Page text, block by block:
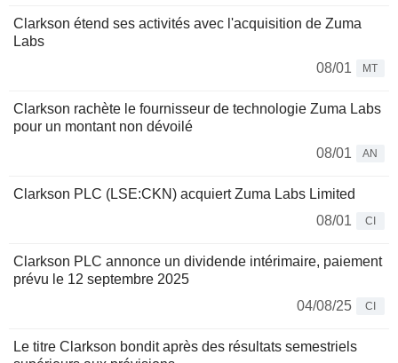
Clarkson étend ses activités avec l'acquisition de Zuma
Labs
08/01
MT
Clarkson rachète le fournisseur de technologie Zuma Labs
pour un montant non dévoilé
08/01
AN
Clarkson PLC (LSE:CKN) acquiert Zuma Labs Limited
08/01
CI
Clarkson PLC annonce un dividende intérimaire, paiement
prévu le 12 septembre 2025
04/08/25
CI
Le titre Clarkson bondit après des résultats semestriels